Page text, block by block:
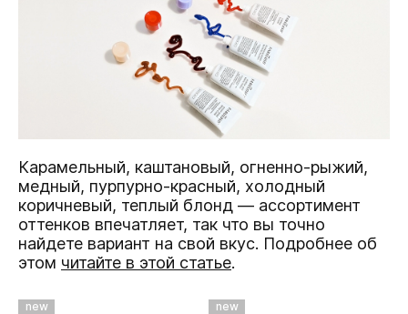
Карамельный, каштановый, огненно-рыжий,
медный, пурпурно-красный, холодный
коричневый, теплый блонд — ассортимент
оттенков впечатляет, так что вы точно
найдете вариант на свой вкус. Подробнее об
этом читайте в этой статье.
new
new